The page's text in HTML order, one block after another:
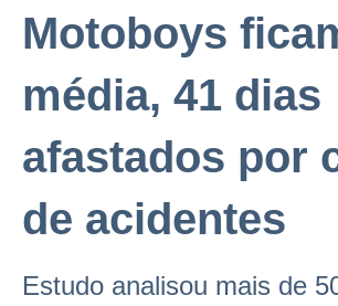
Motoboys
média, 41 dias
afastados por
de acidentes
Estudo analisou mais de